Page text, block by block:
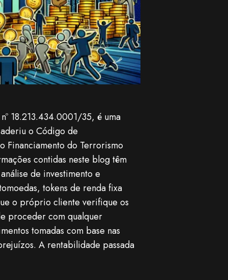
18.213.434.0001/35, é uma
o Código de
Financiamento do Terrorismo
contidas neste blog têm
de investimento e
tokens de renda fixa
o próprio cliente verifique os
proceder com qualquer
tomadas com base nas
A rentabilidade passada